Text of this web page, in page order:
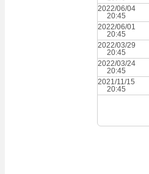
2022/06/04
20:45
2022/06/01
20:45
2022/03/29
20:45
2022/03/24
20:45
2021/11/15
20:45